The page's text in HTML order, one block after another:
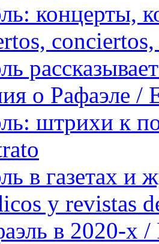
концерты,
о Рафаэле /
штрихи к
в газетах и
y revistas
в 2020-х /